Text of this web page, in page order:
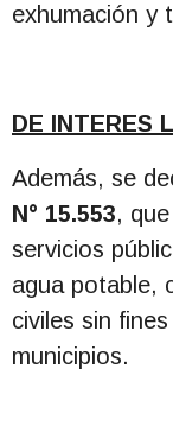
exhumación y
DE INTERES
Además, se
N° 15.553,
servicios
agua potable,
civiles sin
municipios.